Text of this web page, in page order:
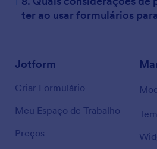
ter ao usar formulários
Jotform
Criar Formulário
Meu Espaço de Trabalho
Preços